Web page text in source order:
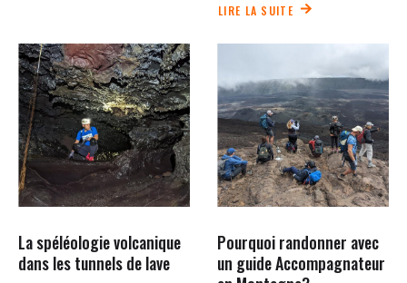
LIRE LA SUITE
La spéléologie volcanique
dans les tunnels de lave
Pourquoi randonner avec
un guide Accompagnateur